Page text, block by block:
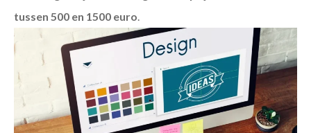
tussen 500 en 1500 euro.